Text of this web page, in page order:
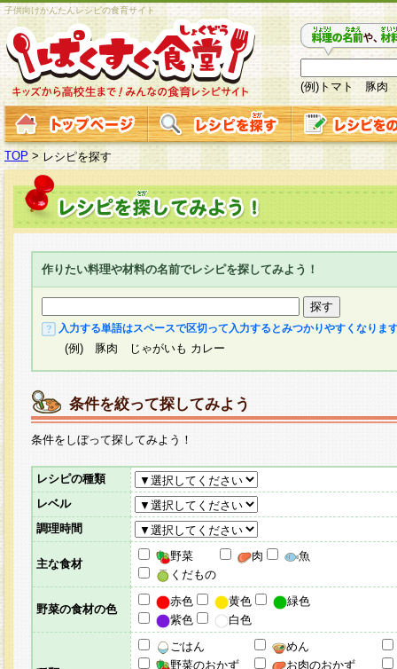
子供向けかんたんレシピの食育サイト
(例)トマト 豚肉
TOP > レシピを探す
作りたい料理や材料の名前でレシピを探してみよう！
入力する単語はスペースで区切って入力するとみつかりやすくなりま
(例) 豚肉 じゃがいも カレー
条件を絞って探してみよう
条件をしぼって探してみよう！
レシピの種類
レベル
調理時間
主な食材
野菜 肉
魚
くだもの
野菜の食材の色
赤色 黄色
緑色
紫色
白色
ごはん
めん
野菜のおかず
お肉のおかず